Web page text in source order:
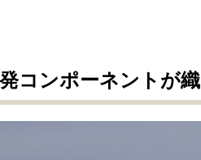
コンポーネントが